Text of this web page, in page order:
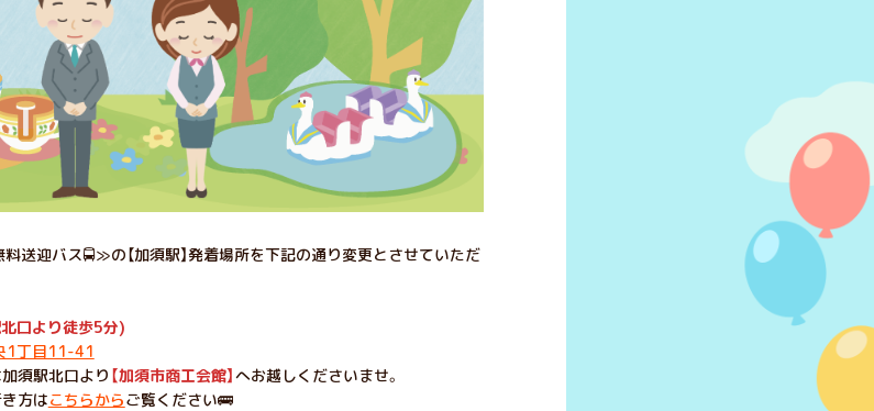
送迎バス🚍≫の【加須駅】発着場所を下記の通り変更とさせていただ
口より徒歩5分)
1丁目11-41
須駅北口より 【加須市商工会館】へお越しくださいませ。
方はこちらからご覧ください🚌